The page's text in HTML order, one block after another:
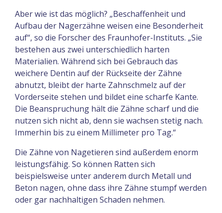
Aber wie ist das möglich? „Beschaffenheit und
Aufbau der Nagerzähne weisen eine Besonderheit
auf“, so die Forscher des Fraunhofer-Instituts. „Sie
bestehen aus zwei unterschiedlich harten
Materialien. Während sich bei Gebrauch das
weichere Dentin auf der Rückseite der Zähne
abnutzt, bleibt der harte Zahnschmelz auf der
Vorderseite stehen und bildet eine scharfe Kante.
Die Beanspruchung hält die Zähne scharf und die
nutzen sich nicht ab, denn sie wachsen stetig nach.
Immerhin bis zu einem Millimeter pro Tag.“
Die Zähne von Nagetieren sind außerdem enorm
leistungsfähig. So können Ratten sich
beispielsweise unter anderem durch Metall und
Beton nagen, ohne dass ihre Zähne stumpf werden
oder gar nachhaltigen Schaden nehmen.